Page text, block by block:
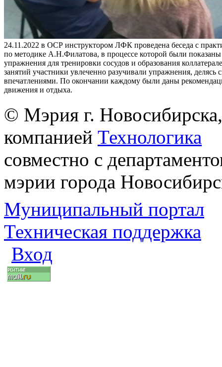
24.11.2022 в ОСР инструктором ЛФК проведена беседа с
по методике А.Н.Филатова, в процессе которой были
упражнения для тренировки сосудов и образования
занятий участники увлеченно разучивали упражнения, делясь
впечатлениями. По окончании каждому были даны
движения и отдыха.
© Мэрия г.
компанией Технологика
совместно с
мэрии города
Муниципальный портал
Техническая поддержка
Вход